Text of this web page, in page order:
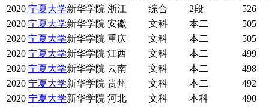
2020 宁夏大学新华学院 浙江 综合 2段
526
2020 宁夏大学新华学院 安徽 文科 本二
505
2020 宁夏大学新华学院 重庆 文科 本二
505
2020 宁夏大学新华学院 江西 文科 本二
499
2020 宁夏大学新华学院 云南 文科 本二
498
2020 宁夏大学新华学院 贵州 文科 本二
492
2020 宁夏大学新华学院 河北 文科 本科
490